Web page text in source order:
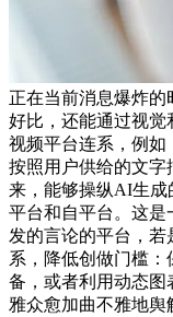
正在当前消息爆炸的
好比，还能通过视觉
视频平台连系，例
按照用户供给的文字
来，能够操纵AI生成
平台和自平台。这是
发的言论的平台，
系，降低创做门槛
备，或者利用动态图
雅众愈加曲不雅地